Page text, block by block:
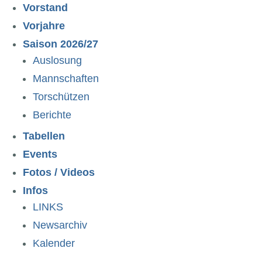
Vorstand
Vorjahre
Saison 2026/27
Auslosung
Mannschaften
Torschützen
Berichte
Tabellen
Events
Fotos / Videos
Infos
LINKS
Newsarchiv
Kalender